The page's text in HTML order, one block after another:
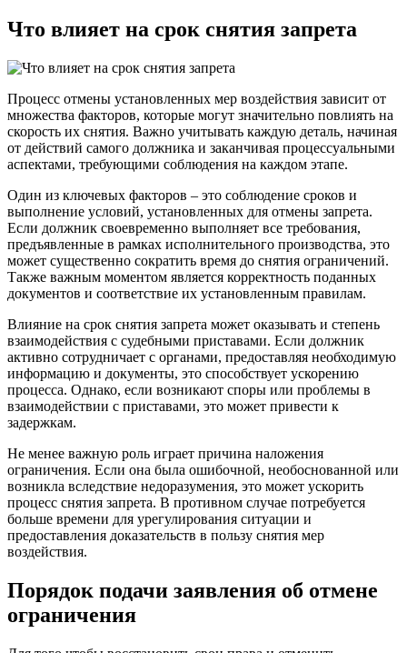
Что влияет на срок снятия запрета
Процесс отмены установленных мер воздействия зависит от
множества факторов, которые могут значительно повлиять на
скорость их снятия. Важно учитывать каждую деталь, начиная
от действий самого должника и заканчивая процессуальными
аспектами, требующими соблюдения на каждом этапе.
Один из ключевых факторов – это соблюдение сроков и
выполнение условий, установленных для отмены запрета.
Если должник своевременно выполняет все требования,
предъявленные в рамках исполнительного производства, это
может существенно сократить время до снятия ограничений.
Также важным моментом является корректность поданных
документов и соответствие их установленным правилам.
Влияние на срок снятия запрета может оказывать и степень
взаимодействия с судебными приставами. Если должник
активно сотрудничает с органами, предоставляя необходимую
информацию и документы, это способствует ускорению
процесса. Однако, если возникают споры или проблемы в
взаимодействии с приставами, это может привести к
задержкам.
Не менее важную роль играет причина наложения
ограничения. Если она была ошибочной, необоснованной или
возникла вследствие недоразумения, это может ускорить
процесс снятия запрета. В противном случае потребуется
больше времени для урегулирования ситуации и
предоставления доказательств в пользу снятия мер
воздействия.
Порядок подачи заявления об отмене
ограничения